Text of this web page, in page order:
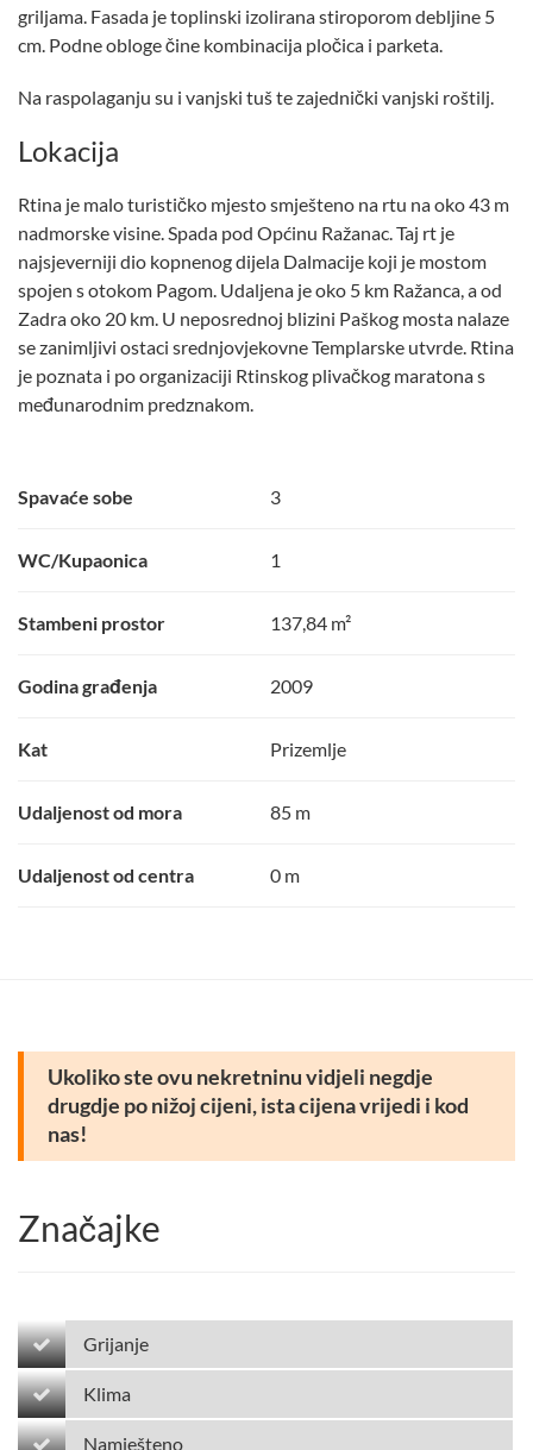
griljama. Fasada je toplinski izolirana stiroporom debljine 5
cm. Podne obloge čine kombinacija pločica i parketa.
Na raspolaganju su i vanjski tuš te zajednički vanjski roštilj.
Lokacija
Rtina je malo turističko mjesto smješteno na rtu na oko 43 m
nadmorske visine. Spada pod Općinu Ražanac. Taj rt je
najsjeverniji dio kopnenog dijela Dalmacije koji je mostom
spojen s otokom Pagom. Udaljena je oko 5 km Ražanca, a od
Zadra oko 20 km. U neposrednoj blizini Paškog mosta nalaze
se zanimljivi ostaci srednjovjekovne Templarske utvrde. Rtina
je poznata i po organizaciji Rtinskog plivačkog maratona s
međunarodnim predznakom.
Spavaće sobe 3
WC/Kupaonica 1
Stambeni prostor 137,84 m²
Godina građenja 2009
Kat Prizemlje
Udaljenost od mora 85 m
Udaljenost od centra 0 m
Ukoliko ste ovu nekretninu vidjeli negdje
drugdje po nižoj cijeni, ista cijena vrijedi i kod
nas!
Značajke
Grijanje
Klima
Namješteno